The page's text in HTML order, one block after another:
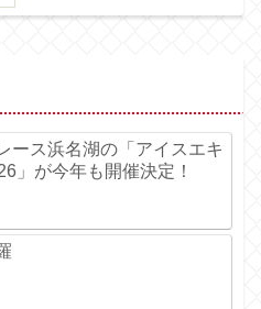
ース浜名湖の「アイスエキ
」が今年も開催決定！